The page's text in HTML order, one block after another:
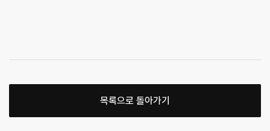
목록으로 돌아가기